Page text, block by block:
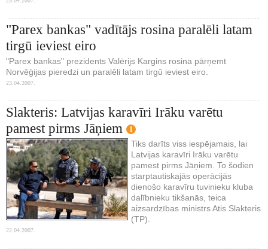
"Parex bankas" vadītājs rosina paralēli latam
tirgū ieviest eiro
"Parex bankas" prezidents Valērijs Kargins rosina pārņemt
Norvēģijas pieredzi un paralēli latam tirgū ieviest eiro.
23.04.2007.
Slakteris: Latvijas karavīri Irāku varētu
pamest pirms Jāņiem
1
Tiks darīts viss iespējamais, lai
Latvijas karavīri Irāku varētu
pamest pirms Jāņiem. To šodien
starptautiskajās operācijās
dienošo karavīru tuvinieku kluba
dalībnieku tikšanās, teica
aizsardzības ministrs Atis Slakteris
(TP).
22.04.2007.